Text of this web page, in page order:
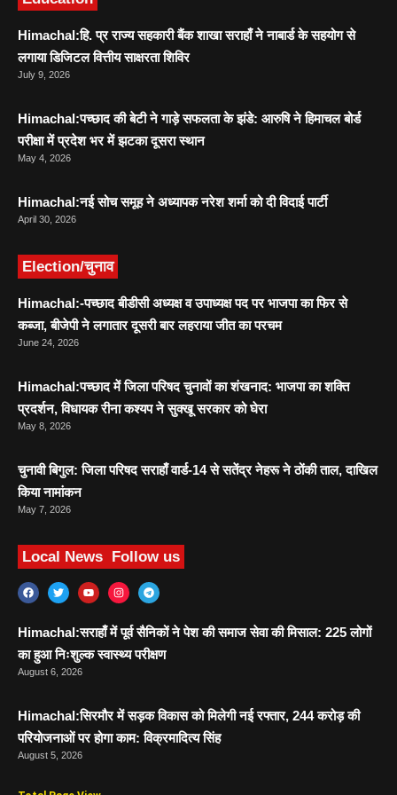
Himachal:हि. प्र राज्य सहकारी बैंक शाखा सराहाँ ने नाबार्ड के सहयोग से
लगाया डिजिटल वित्तीय साक्षरता शिविर
July 9, 2026
Himachal:पच्छाद की बेटी ने गाड़े सफलता के झंडे: आरुषि ने हिमाचल बोर्ड
परीक्षा में प्रदेश भर में झटका दूसरा स्थान
May 4, 2026
Himachal:नई सोच समूह ने अध्यापक नरेश शर्मा को दी विदाई पार्टी
April 30, 2026
Election/चुनाव
Himachal:-पच्छाद बीडीसी अध्यक्ष व उपाध्यक्ष पद पर भाजपा का फिर से
कब्जा, बीजेपी ने लगातार दूसरी बार लहराया जीत का परचम
June 24, 2026
Himachal:पच्छाद में जिला परिषद चुनावों का शंखनाद: भाजपा का शक्ति
प्रदर्शन, विधायक रीना कश्यप ने सुक्खू सरकार को घेरा
May 8, 2026
चुनावी बिगुल: जिला परिषद सराहाँ वार्ड-14 से सतेंद्र नेहरू ने ठोंकी ताल, दाखिल
किया नामांकन
May 7, 2026
Local News Follow us
Himachal:सराहाँ में पूर्व सैनिकों ने पेश की समाज सेवा की मिसाल: 225 लोगों
का हुआ निःशुल्क स्वास्थ्य परीक्षण
August 6, 2026
Himachal:सिरमौर में सड़क विकास को मिलेगी नई रफ्तार, 244 करोड़ की
परियोजनाओं पर होगा काम: विक्रमादित्य सिंह
August 5, 2026